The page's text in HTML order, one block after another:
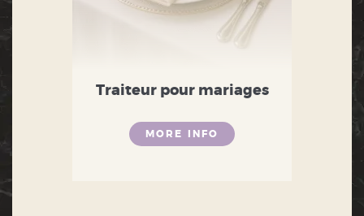
Traiteur pour mariages
MORE INFO